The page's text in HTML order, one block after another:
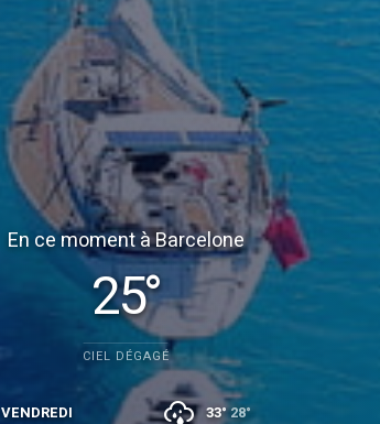
En ce moment à Barcelone
25°
CIEL DÉGAGÉ
VENDREDI 33°28°